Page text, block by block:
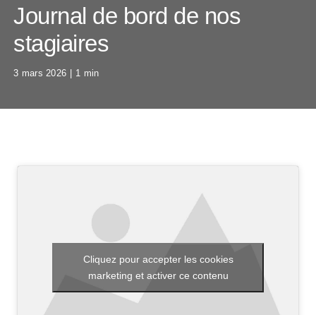
Journal de bord de nos
stagiaires
3 mars 2026 1 min
Cliquez pour accepter les cookies
marketing et activer ce contenu